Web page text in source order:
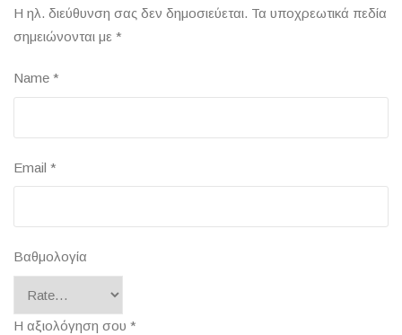
Η ηλ. διεύθυνση σας δεν δημοσιεύεται. Τα υποχρεωτικά πεδία
σημειώνονται με *
Name *
Email *
Βαθμολογία
Η αξιολόγηση σου *